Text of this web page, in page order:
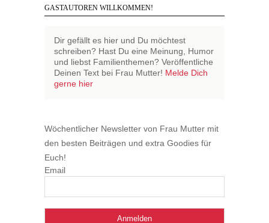
GASTAUTOREN WILLKOMMEN!
Dir gefällt es hier und Du möchtest
schreiben? Hast Du eine Meinung, Humor
und liebst Familienthemen? Veröffentliche
Deinen Text bei Frau Mutter! Melde Dich
gerne hier
Wöchentlicher Newsletter von Frau Mutter mit
den besten Beiträgen und extra Goodies für
Euch!
Email